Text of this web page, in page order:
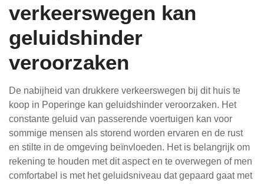
verkeerswegen kan
geluidshinder
veroorzaken
De nabijheid van drukkere verkeerswegen bij dit huis te
koop in Poperinge kan geluidshinder veroorzaken. Het
constante geluid van passerende voertuigen kan voor
sommige mensen als storend worden ervaren en de rust
en stilte in de omgeving beïnvloeden. Het is belangrijk om
rekening te houden met dit aspect en te overwegen of men
comfortabel is met het geluidsniveau dat gepaard gaat met